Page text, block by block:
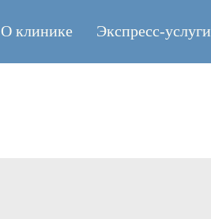
О клинике Экспресс-услуги